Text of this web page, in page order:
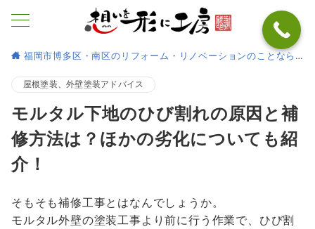
福岡市博多区・南区のリフォーム・リノベーションのことなら
屋根塗装、外壁塗装アドバイス
モルタル下地のひび割れの原因と補
修方法は？ほかの劣化についても紹
介！
そもそも補修工事とはなんでしょうか。
モルタル外壁の塗装工事より前に行う作業で、ひび割